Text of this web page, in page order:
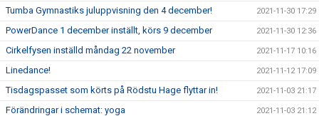
Tumba Gymnastiks juluppvisning den 4 december! 2021-11-30 17:29
PowerDance 1 december inställt, körs 9 december 2021-11-30 12:36
Cirkelfysen inställd måndag 22 november 2021-11-17 10:16
Linedance! 2021-11-12 17:09
Tisdagspasset som körts på Rödstu Hage flyttar in! 2021-11-03 21:17
Förändringar i schemat: yoga 2021-11-03 21:12